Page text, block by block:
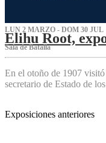
LUN 2 MARZO - DOM 30 JUL
Elihu Root,
Sala de Batalla
En el otoño de 1907
secretario de Estado de
Exposiciones anteriores